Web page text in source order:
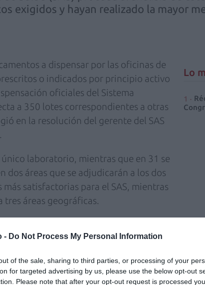
- Do Not Process My Personal Information
of the sale, sharing to third parties, or processing of your
for targeted advertising by us, please use the below opt-out
Please note that after your opt-out request is processed
exigidos y hayan realizado la mayor
a dispensar por las oficinas de
o indicados por principio activo
oficiales del Sistema
a 350 lotes correspondientes a otras
en la resolución del gerente del SAS
laboratorio, mientras que en 31 se
áreas que se adjudicarán a los dos
satisfactorias para el SAS, mientras
áreas geográficas.
actualidad.
ACTIVAR AHORA
Lo